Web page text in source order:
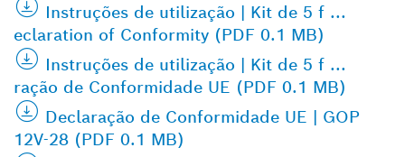
Instruções de utilização | Kit de 5 f ...
eclaration of Conformity (PDF 0.1 MB)
Instruções de utilização | Kit de 5 f ...
ração de Conformidade UE (PDF 0.1 MB)
Declaração de Conformidade UE | GOP
12V-28 (PDF 0.1 MB)